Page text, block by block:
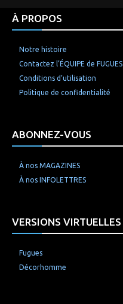
À PROPOS
Notre histoire
Contactez l’ÉQUIPE de FUGUES
Conditions d’utilisation
Politique de confidentialité
ABONNEZ-VOUS
À nos MAGAZINES
À nos INFOLETTRES
VERSIONS VIRTUELLES
Fugues
Décorhomme